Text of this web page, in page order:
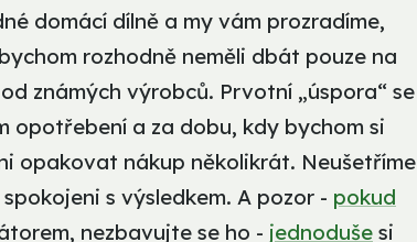
domácí dílně a my vám prozradíme,
rozhodně neměli dbát pouze na
známých výrobců. Prvotní „úspora“ se
opotřebení a za dobu, kdy bychom si
opakovat nákup několikrát. Neušetříme
s výsledkem. A pozor - pokud
nezbavujte se ho - jednoduše si